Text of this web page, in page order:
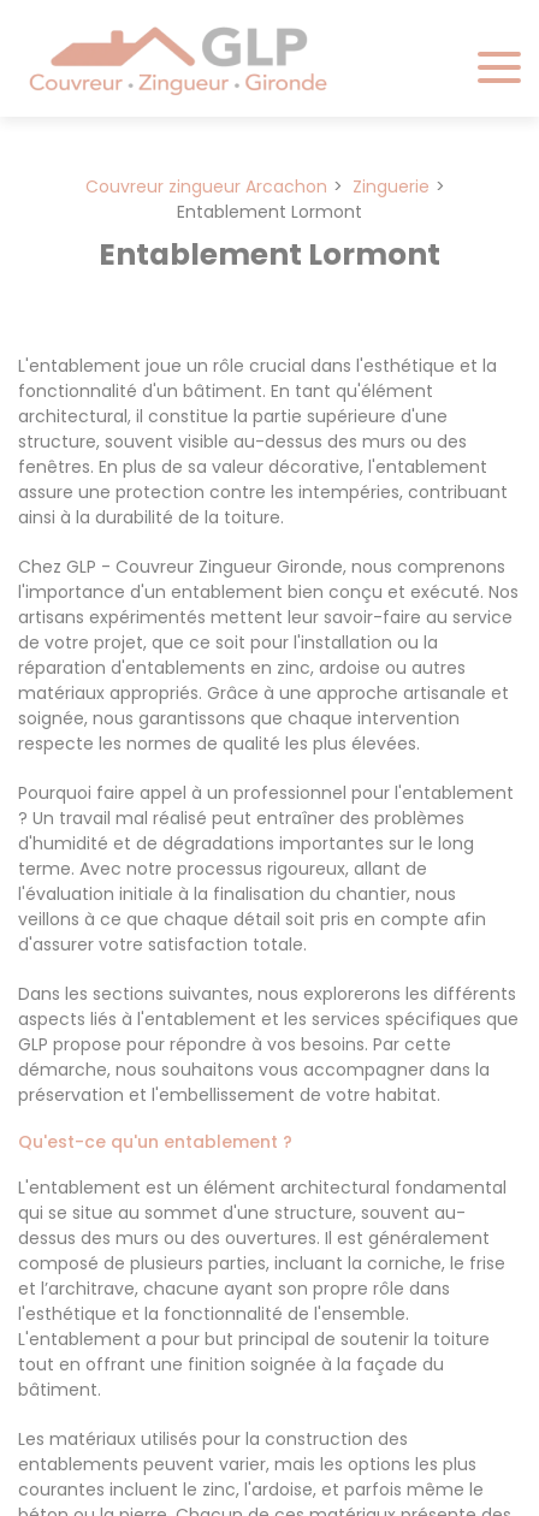
Couvreur zingueur Arcachon
Zinguerie
Entablement Lormont
Entablement Lormont
L'entablement joue un rôle crucial dans l'esthétique et la
fonctionnalité d'un bâtiment. En tant qu'élément
architectural, il constitue la partie supérieure d'une
structure, souvent visible au-dessus des murs ou des
fenêtres. En plus de sa valeur décorative, l'entablement
assure une protection contre les intempéries, contribuant
ainsi à la durabilité de la toiture.
Chez GLP - Couvreur Zingueur Gironde, nous comprenons
l'importance d'un entablement bien conçu et exécuté. Nos
artisans expérimentés mettent leur savoir-faire au service
de votre projet, que ce soit pour l'installation ou la
réparation d'entablements en zinc, ardoise ou autres
matériaux appropriés. Grâce à une approche artisanale et
soignée, nous garantissons que chaque intervention
respecte les normes de qualité les plus élevées.
Pourquoi faire appel à un professionnel pour l'entablement
? Un travail mal réalisé peut entraîner des problèmes
d'humidité et de dégradations importantes sur le long
terme. Avec notre processus rigoureux, allant de
l'évaluation initiale à la finalisation du chantier, nous
veillons à ce que chaque détail soit pris en compte afin
d'assurer votre satisfaction totale.
Dans les sections suivantes, nous explorerons les différents
aspects liés à l'entablement et les services spécifiques que
GLP propose pour répondre à vos besoins. Par cette
démarche, nous souhaitons vous accompagner dans la
préservation et l'embellissement de votre habitat.
Qu'est-ce qu'un entablement ?
L'entablement est un élément architectural fondamental
qui se situe au sommet d'une structure, souvent au-
dessus des murs ou des ouvertures. Il est généralement
composé de plusieurs parties, incluant la corniche, le frise
et l’architrave, chacune ayant son propre rôle dans
l'esthétique et la fonctionnalité de l'ensemble.
L'entablement a pour but principal de soutenir la toiture
tout en offrant une finition soignée à la façade du
bâtiment.
Les matériaux utilisés pour la construction des
entablements peuvent varier, mais les options les plus
courantes incluent le zinc, l'ardoise, et parfois même le